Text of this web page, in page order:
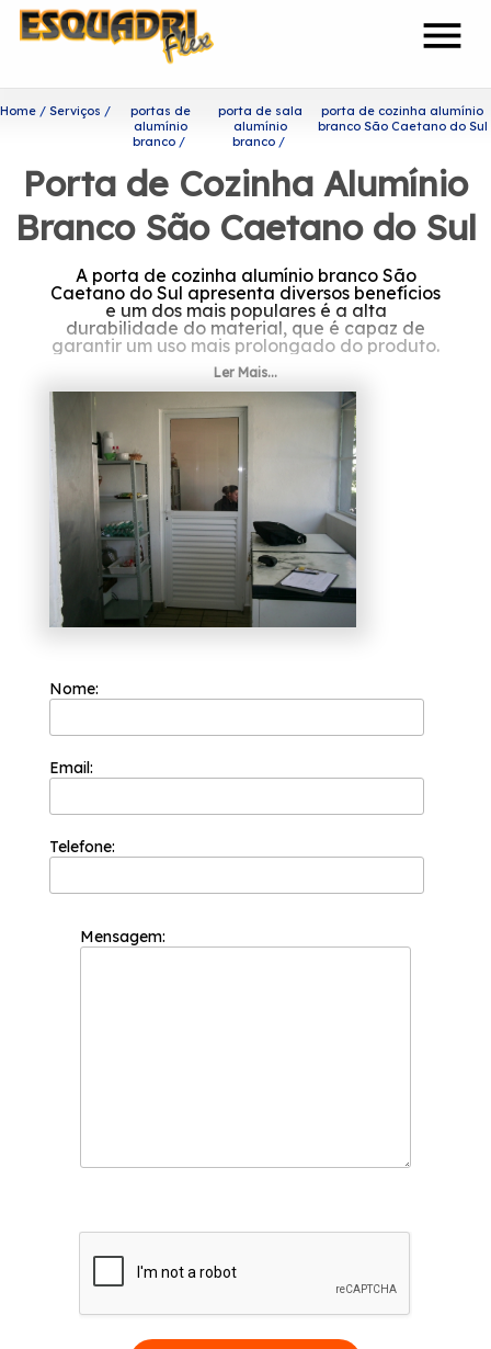
menu
Home Serviços
portas de
alumínio
branco
porta de sala
alumínio
branco
porta de cozinha alumínio
branco São Caetano do Sul
Porta de Cozinha Alumínio
Branco São Caetano do Sul
A porta de cozinha alumínio branco São
Caetano do Sul apresenta diversos benefícios
e um dos mais populares é a alta
durabilidade do material, que é capaz de
garantir um uso mais prolongado do produto.
Se interessa por porta de
cozinha alumínio branco São
Caetano do Sul?
Sendo uma das empresas mais bem cotadas
do segmento de esquadrias, a Esquadriflex é
capaz de garantir o melhor custo benefício
para seus clientes. Ela teve a sua fundação
em 2002 e sua equipe de profissionais é
formada somente por colaboradores
competentes que buscam a total satisfação
do cliente em cada pedido e a maior
inovação e evolução dos processos.
oferecidos pela Esquadriflex. Entre eles, é
profissionais e tenha todo o suporte que
precisa.
Ler Mais...
Nome:
Email:
Telefone:
Mensagem: